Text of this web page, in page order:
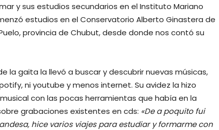
y sus estudios secundarios en el Instituto Mariano
estudios en el Conservatorio Alberto Ginastera de
provincia de Chubut, desde donde nos contó su
la gaita la llevó a buscar y descubrir nuevas músicas,
ni youtube y menos internet. Su avidez la hizo
con las pocas herramientas que había en la
grabaciones existentes en cds: «De a poquito fui
hice varios viajes para estudiar y formarme con